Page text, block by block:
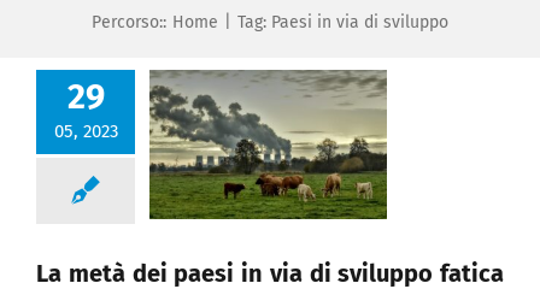
Percorso:: Home Tag: Paesi in via di sviluppo
29
05, 2023
La metà dei paesi in via di sviluppo fatica